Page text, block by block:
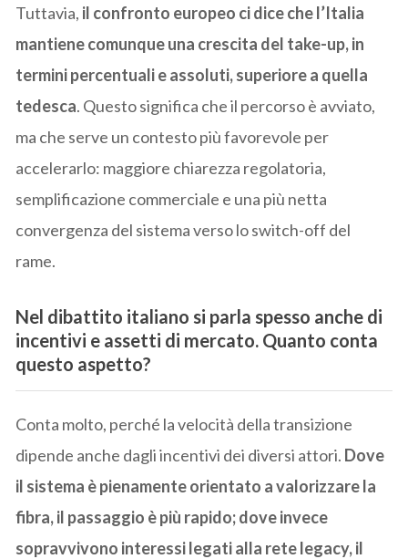
Tuttavia, il confronto europeo ci dice che l’Italia
mantiene comunque una crescita del take-up, in
termini percentuali e assoluti, superiore a quella
tedesca. Questo significa che il percorso è avviato,
ma che serve un contesto più favorevole per
accelerarlo: maggiore chiarezza regolatoria,
semplificazione commerciale e una più netta
convergenza del sistema verso lo switch-off del
rame.
Nel dibattito italiano si parla spesso anche di
incentivi e assetti di mercato. Quanto conta
questo aspetto?
Conta molto, perché la velocità della transizione
dipende anche dagli incentivi dei diversi attori. Dove
il sistema è pienamente orientato a valorizzare la
fibra, il passaggio è più rapido; dove invece
sopravvivono interessi legati alla rete legacy, il